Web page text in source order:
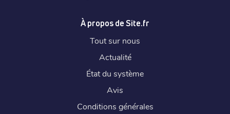
À propos de Site.fr
Tout sur nous
Actualité
État du système
Avis
Conditions générales